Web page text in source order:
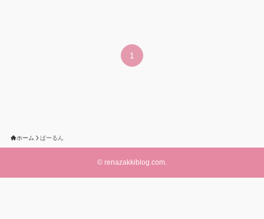
1
ホーム ばーるん
© renazakkiblog.com.